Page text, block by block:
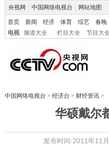
央视网 中国网络电视台 网站地图
首页 新闻 经济 体育 综艺 春晚
电视
频道大全 栏目大全 节目大全
中国网络电视台 > 经济台 > 财经资讯 >
华硕戴尔
发布时间:2011年11